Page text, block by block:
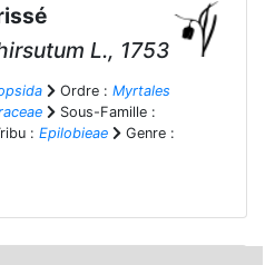
L., 1753
Ordre : Myrtales
Sous-Famille :
: Epilobieae
Genre :